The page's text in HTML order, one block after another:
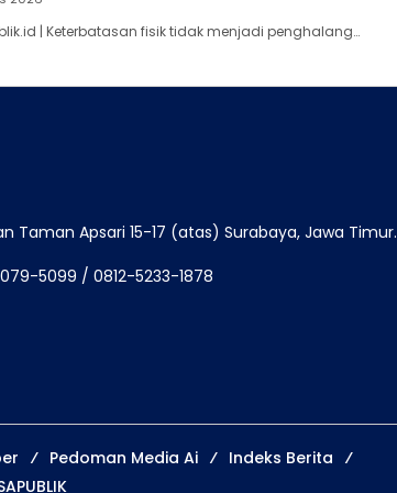
| Keterbatasan fisik tidak menjadi penghalang…
Taman Apsari 15-17 (atas) Surabaya, Jawa Timur.
5099 / 0812-5233-1878
Pedoman Media Ai
Indeks Berita